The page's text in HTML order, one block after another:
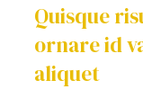
Quisque
ornare id
aliquet